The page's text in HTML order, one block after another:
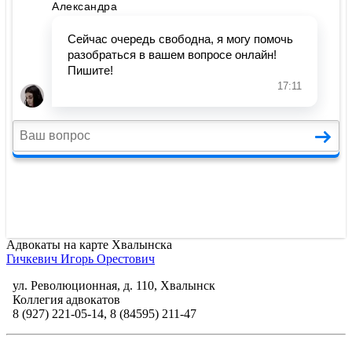
Адвокаты на карте Хвалынска
Гичкевич Игорь Орестович
ул. Революционная, д. 110, Хвалынск
Коллегия адвокатов
8 (927) 221-05-14, 8 (84595) 211-47